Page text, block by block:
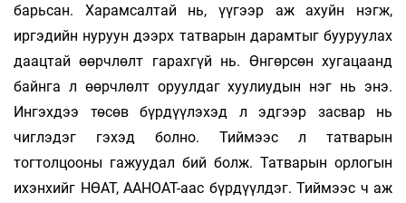
барьсан. Харамсалтай нь, үүгээр аж ахуйн нэгж,
иргэдийн нуруун дээрх татварын дарамтыг бууруулах
даацтай өөрчлөлт гарахгүй нь. Өнгөрсөн хугацаанд
байнга л өөрчлөлт оруулдаг хуулиудын нэг нь энэ.
Ингэхдээ төсөв бүрдүүлэхэд л эдгээр засвар нь
чиглэдэг гэхэд болно. Тиймээс л татварын
тогтолцооны гажуудал бий болж. Татварын орлогын
ихэнхийг НӨАТ, ААНОАТ-аас бүрдүүлдэг. Тиймээс ч аж